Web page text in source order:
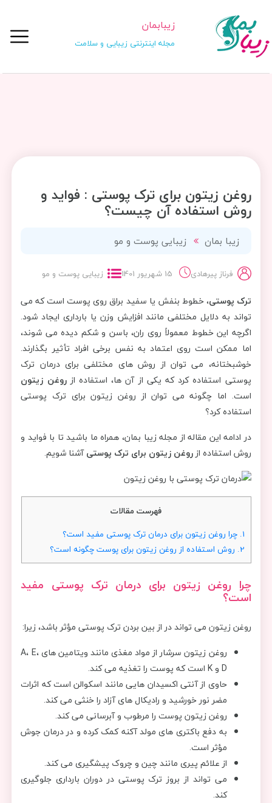
زیبابمان
مجله اینترنتی زیبایی و سلامت
روغن زیتون برای ترک پوستی : فواید و
روش استفاده آن چیست؟
زیبا بمان زیبایی پوست و مو
فرناز پیرهادی 15 شهریور 1401 زیبایی پوست و مو
ترک پوستی، خطوط بنفش یا سفید براق روی پوست است که می
تواند به دلایل مختلفی مانند افزایش وزن یا بارداری ایجاد شود.
اگرچه این خطوط معمولاً روی ران، باسن و شکم دیده می ‌شوند،
اما ممکن است روی اعتماد به نفس برخی افراد تأثیر بگذارند.
خوشبختانه، می توان از روش های مختلفی برای درمان ترک
پوستی استفاده کرد که یکی از آن ها، استفاده ازروغن زیتون
است. اما چگونه می توان از روغن زیتون برای ترک پوستی
استفاده کرد؟
در ادامه این مقاله از مجله زیبا بمان، همراه ما باشید تا با فواید و
روش استفاده ازروغن زیتون برای ترک پوستیآشنا شویم.
فهرست مقالات
1. چرا روغن زیتون برای درمان ترک پوستی مفید است؟
2. روش استفاده از روغن زیتون برای پوست چگونه است؟
چرا روغن زیتون برای درمان ترک پوستی مفید
است؟
روغن زیتون می تواند در از بین بردن ترک پوستی مؤثر باشد، زیرا:
روغن زیتون سرشار از مواد مغذی مانند ویتامین های A، E،
D و K است که پوست را تغذیه می کند.
حاوی از آنتی اکسیدان هایی مانند اسکوالن است که اثرات
مضر نور خورشید و رادیکال های آزاد را خنثی می کند.
روغن زیتون پوست را مرطوب و آبرسانی می کند.
به دفع باکتری های مولد آکنه کمک کرده و در درمان جوش
مؤثر است.
از علائم پیری مانند چین و چروک پیشگیری می کند.
می تواند از بروز ترک پوستی در دوران بارداری جلوگیری
کند.